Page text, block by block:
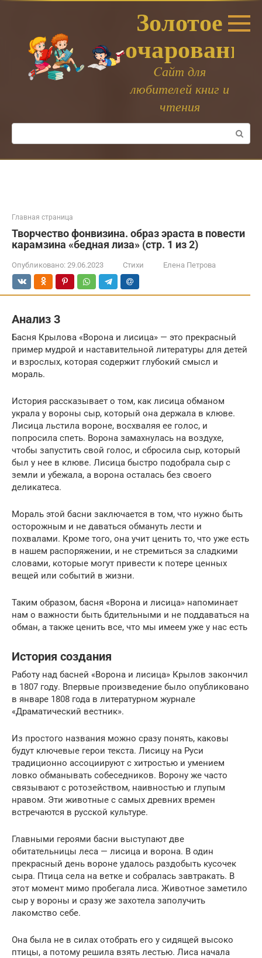
Золотое
очарование
Cайт для
любителей книг и
чтения
Поиск:
Главная страница
Творчество фонвизина. образ эраста в повести
карамзина «бедная лиза» (стр. 1 из 2)
Опубликовано: 29.06.2023 Стихи Елена Петрова
Анализ 3
Басня Крылова «Ворона и лисица» — это прекрасный
пример мудрой и наставительной литературы для детей
и взрослых, которая содержит глубокий смысл и
мораль.
История рассказывает о том, как лисица обманом
украла у вороны сыр, который она держала в клюве.
Лисица льстила вороне, восхваляя ее голос, и
попросила спеть. Ворона замахнулась на воздухе,
чтобы запустить свой голос, и сбросила сыр, который
был у нее в клюве. Лисица быстро подобрала сыр с
земли и убежала, а ворона осталась без своего
деликатеса.
Мораль этой басни заключается в том, что нужно быть
осторожным и не даваться обмануть лести и
похвалами. Кроме того, она учит ценить то, что уже есть
в нашем распоряжении, и не стремиться за сладкими
словами, которые могут привести к потере ценных
вещей или событий в жизни.
Таким образом, басня «Ворона и лисица» напоминает
нам о важности быть бдительными и не поддаваться на
обман, а также ценить все, что мы имеем уже у нас есть
История создания
Работу над басней «Ворона и лисица» Крылов закончил
в 1807 году. Впервые произведение было опубликовано
в январе 1808 года в литературном журнале
«Драматический вестник».
Из простого названия можно сразу понять, каковы
будут ключевые герои текста. Лисицу на Руси
традиционно ассоциируют с хитростью и умением
ловко обманывать собеседников. Ворону же часто
связывают с ротозейством, наивностью и глупым
нравом. Эти животные с самых древних времен
встречаются в русской культуре.
Главными героями басни выступают две
обитательницы леса — лисица и ворона. В один
прекрасный день вороне удалось раздобыть кусочек
сыра. Птица села на ветке и собралась завтракать. В
этот момент мимо пробегала лиса. Животное заметило
сыр у вороны и сразу же захотела заполучить
лакомство себе.
Она была не в силах отобрать его у сидящей высоко
птицы, а потому решила взять лестью. Лиса начала